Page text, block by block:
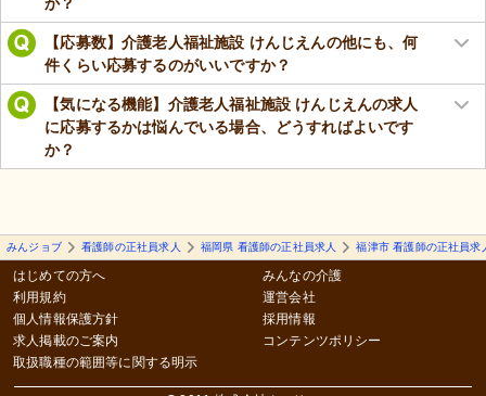
【応募数】介護老人福祉施設 けんじえんの他にも、何
件くらい応募するのがいいですか？
【気になる機能】介護老人福祉施設 けんじえんの求人
に応募するかは悩んでいる場合、どうすればよいです
か？
みんジョブ 看護師の正社員求人 福岡県 看護師の正社員求人 福津市 看護師の正社員求
はじめての方へ
利用規約
個人情報保護方針
求人掲載のご案内
取扱職種の範囲等に関する明示
みんなの介護
運営会社
採用情報
コンテンツポリシー